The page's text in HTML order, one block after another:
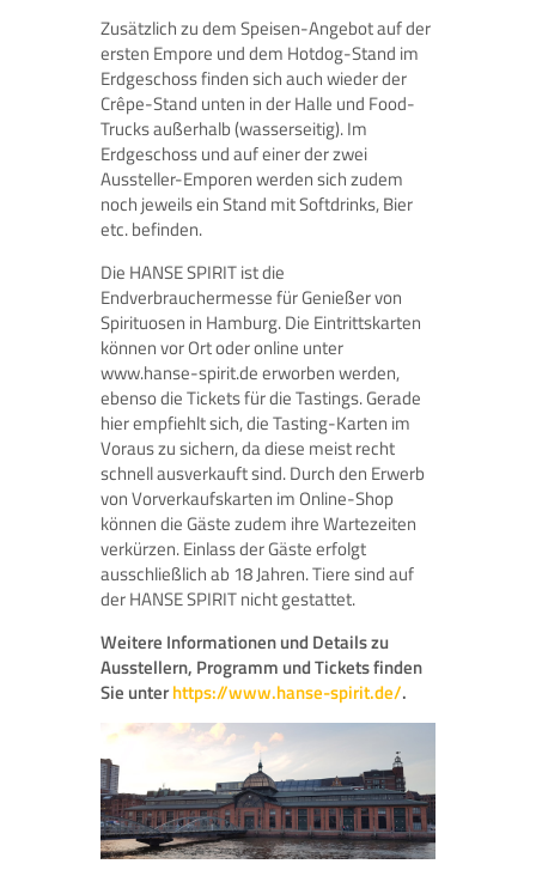
Zusätzlich zu dem Speisen-Angebot auf der
ersten Empore und dem Hotdog-Stand im
Erdgeschoss finden sich auch wieder der
Crêpe-Stand unten in der Halle und Food-
Trucks außerhalb (wasserseitig). Im
Erdgeschoss und auf einer der zwei
Aussteller-Emporen werden sich zudem
noch jeweils ein Stand mit Softdrinks, Bier
etc. befinden.
Die HANSE SPIRIT ist die
Endverbrauchermesse für Genießer von
Spirituosen in Hamburg. Die Eintrittskarten
können vor Ort oder online unter
www.hanse-spirit.de erworben werden,
ebenso die Tickets für die Tastings. Gerade
hier empfiehlt sich, die Tasting-Karten im
Voraus zu sichern, da diese meist recht
schnell ausverkauft sind. Durch den Erwerb
von Vorverkaufskarten im Online-Shop
können die Gäste zudem ihre Wartezeiten
verkürzen. Einlass der Gäste erfolgt
ausschließlich ab 18 Jahren. Tiere sind auf
der HANSE SPIRIT nicht gestattet.
Weitere Informationen und Details zu
Ausstellern, Programm und Tickets finden
Sie unterhttps://www.hanse-spirit.de/.